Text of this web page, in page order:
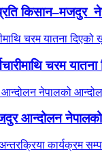
किसान–मजदुर
चरम यातना
आन्दोलन